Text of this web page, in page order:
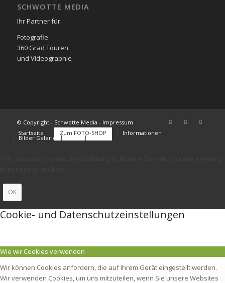
SCHWOTTE MEDIA
Ihr Partner für:
Fotografie
360 Grad Touren
und Videographie
© Copyright - Schwotte Media - Impressum
Startseite
Zum FOTO-SHOP Informationen
Bilder Galerie
OK
Cookie- und Datenschutzeinstellungen
Wie wir Cookies verwenden
Wir können Cookies anfordern, die auf Ihrem Gerät eingestellt werden.
Wir verwenden Cookies, um uns mitzuteilen, wenn Sie unsere Websites